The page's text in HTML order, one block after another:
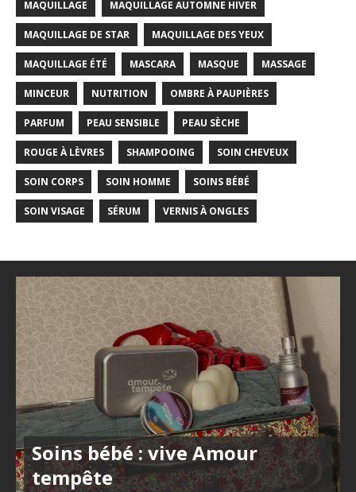
MAQUILLAGE MAQUILLAGE AUTOMNE HIVER
MAQUILLAGE DE STAR MAQUILLAGE DES YEUX
MAQUILLAGE ÉTÉ MASCARA MASQUE MASSAGE
MINCEUR NUTRITION OMBRE À PAUPIÈRES
PARFUM PEAU SENSIBLE PEAU SÈCHE
ROUGE À LÈVRES SHAMPOOING SOIN CHEVEUX
SOIN CORPS SOIN HOMME SOINS BÉBÉ
SOIN VISAGE SÉRUM VERNIS À ONGLES
Soins bébé : vive Amour
tempête